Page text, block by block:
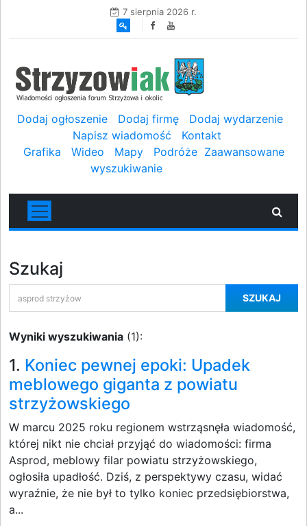
7 sierpnia 2026 r.
Dodaj ogłoszenie Dodaj firmę
Dodaj wydarzenie
Napisz wiadomość
Kontakt
Grafika
Wideo Mapy Podróże Zaawansowane
wyszukiwanie
Szukaj
SZUKAJ
Wyniki wyszukiwania (1):
1. Koniec pewnej epoki: Upadek
meblowego giganta z powiatu
strzyżowskiego
W marcu 2025 roku regionem wstrząsnęła wiadomość,
której nikt nie chciał przyjąć do wiadomości: firma
Asprod, meblowy filar powiatu strzyżowskiego,
ogłosiła upadłość. Dziś, z perspektywy czasu, widać
wyraźnie, że nie był to tylko koniec przedsiębiorstwa,
a...